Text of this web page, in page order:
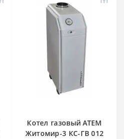
Котел газовый АТЕМ
Житомир-3 КС-ГВ 012